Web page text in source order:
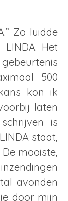
Het
500
kon ik
laten
is
staat,
mooiste,
avonden
door mijn